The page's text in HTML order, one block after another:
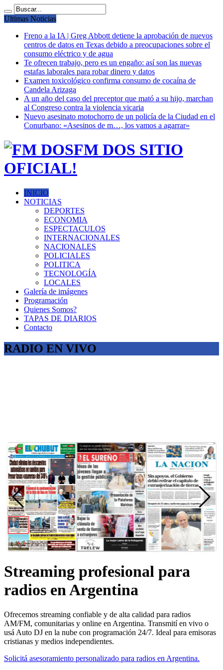
Ultimas Noticias
Freno a la IA | Greg Abbott detiene la aprobación de nuevos
centros de datos en Texas debido a preocupaciones sobre el
consumo eléctrico y de agua
Te ofrecen trabajo, pero es un engaño: así son las nuevas
estafas laborales para robar dinero y datos
Examen toxicológico confirma consumo de cocaína de
Candela Arizaga
A un año del caso del preceptor que mató a su hijo, marchan
al Congreso contra la violencia vicaria
Nuevo asesinato motochorro de un policía de la Ciudad en el
Conurbano: «Asesinos de m…, los vamos a agarrar»
FM DOS SITIO
OFICIAL!
INICIO
NOTICIAS
DEPORTES
ECONOMIA
ESPECTACULOS
INTERNACIONALES
NACIONALES
POLICIALES
POLITICA
TECNOLOGÍA
LOCALES
Galería de imágenes
Programación
Quienes Somos?
TAPAS DE DIARIOS
Contacto
RADIO EN VIVO
Streaming profesional para
radios en Argentina
Ofrecemos streaming confiable y de alta calidad para radios
AM/FM, comunitarias y online en Argentina. Transmití en vivo o
usá Auto DJ en la nube con programación 24/7. Ideal para emisoras
cristianas y medios independientes.
Solicitá asesoramiento personalizado para radios en Argentina.